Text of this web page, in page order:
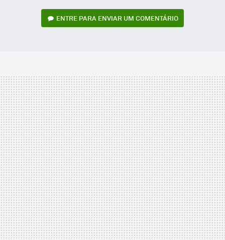
ENTRE PARA ENVIAR UM COMENTÁRIO